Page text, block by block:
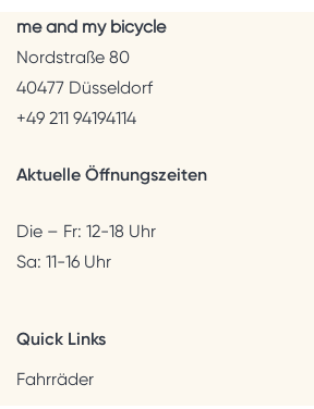
me and my bicycle
Nordstraße 80
40477 Düsseldorf
+49 211 94194114
Aktuelle Öffnungszeiten
Die – Fr: 12-18 Uhr
Sa: 11-16 Uhr
Quick Links
Fahrräder